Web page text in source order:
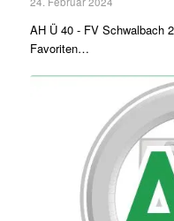
AH Ü 40 - FV Schwalbach
Favoriten…